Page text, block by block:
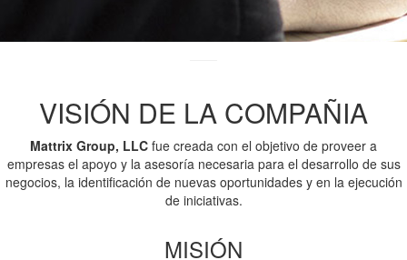
VISIÓN DE LA COMPAÑIA
Mattrix Group, LLC fue creada con el objetivo de proveer a
empresas el apoyo y la asesoría necesaria para el desarrollo de sus
negocios, la identificación de nuevas oportunidades y en la ejecución
de iniciativas.
MISIÓN